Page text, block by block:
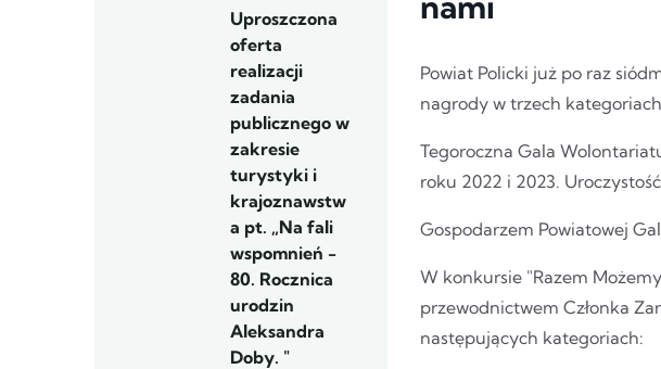
Powiat Policki już po raz
nagrody w trzech
Tegoroczna Gala
roku 2022 i 2023.
Gospodarzem Powiatowej
W konkursie "Razem
przewodnictwem Członka
następujących kategoriach:
Uproszczona
oferta
realizacji
zadania
publicznego w
zakresie
turystyki i
krajoznawstw
a pt. „Na fali
wspomnień -
80. Rocznica
urodzin
Aleksandra
Doby. "